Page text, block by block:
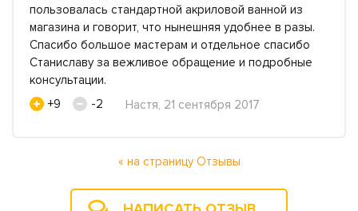
пользовалась стандартной акриловой ванной из
магазина и говорит, что нынешняя удобнее в разы.
Спасибо большое мастерам и отдельное спасибо
Станиславу за вежливое обращение и подробные
консультации.
+9
-2 Настя, 21 сентября 2017
« на страницу Отзывы